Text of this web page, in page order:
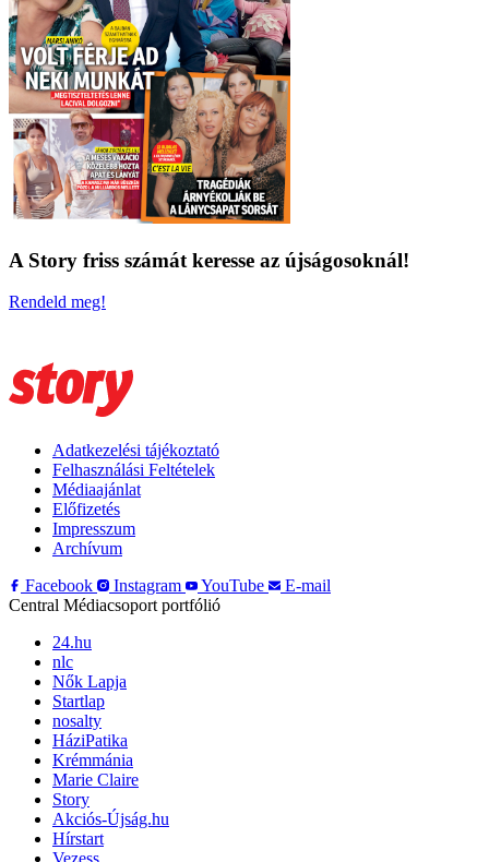
A Story friss számát keresse az újságosoknál!
Rendeld meg!
Adatkezelési tájékoztató
Felhasználási Feltételek
Médiaajánlat
Előfizetés
Impresszum
Archívum
Facebook
Instagram YouTube
E-mail
Central Médiacsoport portfólió
24.hu
nlc
Nők Lapja
Startlap
nosalty
HáziPatika
Krémmánia
Marie Claire
Story
Akciós-Újság.hu
Hírstart